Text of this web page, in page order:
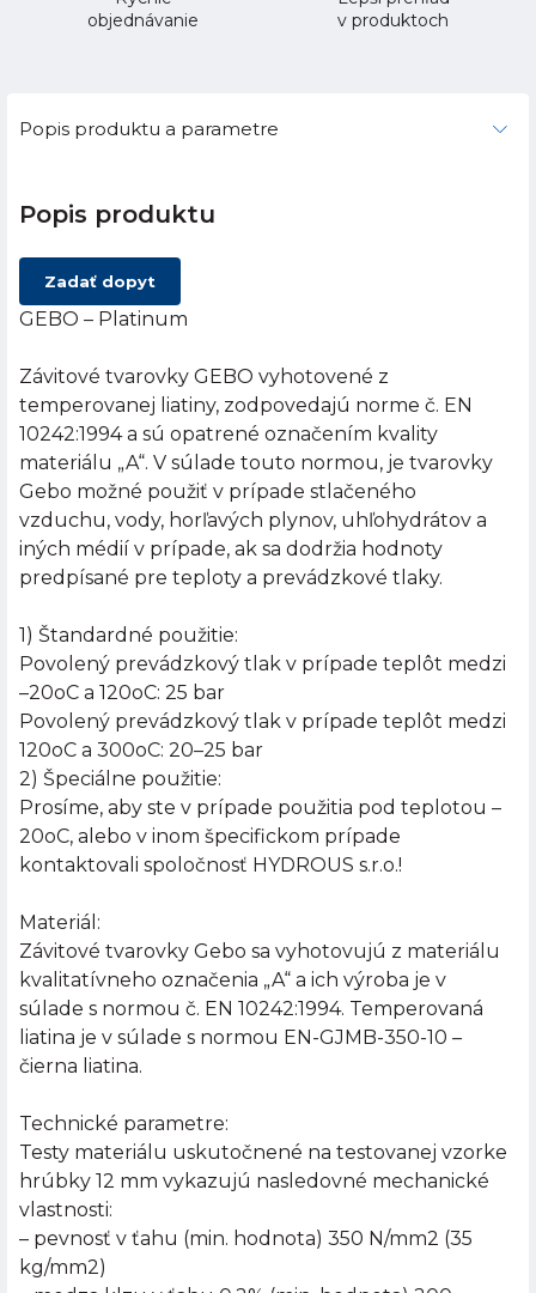
objednávanie
v produktoch
Popis produktu a parametre
Popis produktu
Zadať dopyt
GEBO – Platinum
Závitové tvarovky GEBO vyhotovené z
temperovanej liatiny, zodpovedajú norme č. EN
10242:1994 a sú opatrené označením kvality
materiálu „A“. V súlade touto normou, je tvarovky
Gebo možné použiť v prípade stlačeného
vzduchu, vody, horľavých plynov, uhľohydrátov a
iných médií v prípade, ak sa dodržia hodnoty
predpísané pre teploty a prevádzkové tlaky.
1) Štandardné použitie:
Povolený prevádzkový tlak v prípade teplôt medzi
–20oC a 120oC: 25 bar
Povolený prevádzkový tlak v prípade teplôt medzi
120oC a 300oC: 20–25 bar
2) Špeciálne použitie:
Prosíme, aby ste v prípade použitia pod teplotou –
20oC, alebo v inom špecifickom prípade
kontaktovali spoločnosť HYDROUS s.r.o.!
Materiál:
Závitové tvarovky Gebo sa vyhotovujú z materiálu
kvalitatívneho označenia „A“ a ich výroba je v
súlade s normou č. EN 10242:1994. Temperovaná
liatina je v súlade s normou EN-GJMB-350-10 –
čierna liatina.
Technické parametre:
Testy materiálu uskutočnené na testovanej vzorke
hrúbky 12 mm vykazujú nasledovné mechanické
vlastnosti:
– pevnosť v ťahu (min. hodnota) 350 N/mm2 (35
kg/mm2)